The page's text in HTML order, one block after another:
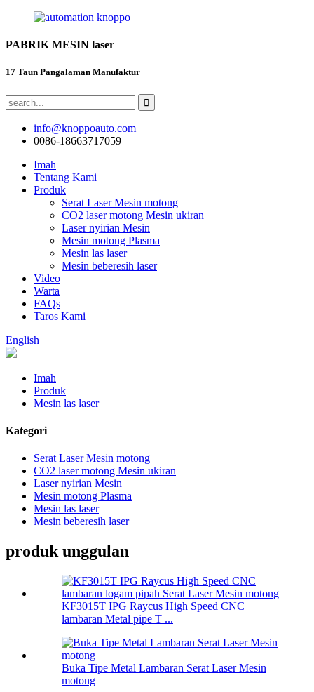
PABRIK MESIN laser
17 Taun Pangalaman Manufaktur
info@knoppoauto.com
0086-18663717059
Imah
Tentang Kami
Produk
Serat Laser Mesin motong
CO2 laser motong Mesin ukiran
Laser nyirian Mesin
Mesin motong Plasma
Mesin las laser
Mesin beberesih laser
Video
Warta
FAQs
Taros Kami
English
Imah
Produk
Mesin las laser
Kategori
Serat Laser Mesin motong
CO2 laser motong Mesin ukiran
Laser nyirian Mesin
Mesin motong Plasma
Mesin las laser
Mesin beberesih laser
produk unggulan
KF3015T IPG Raycus High Speed ​​CNC
lambaran Metal pipe T ...
Buka Tipe Metal Lambaran Serat Laser Mesin
motong